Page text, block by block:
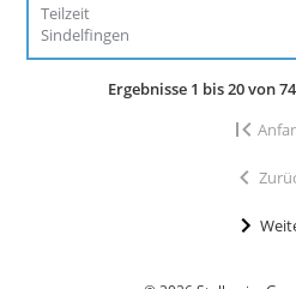
Teilzeit
Sindelfingen
Ergebnisse 1 bis 20 von